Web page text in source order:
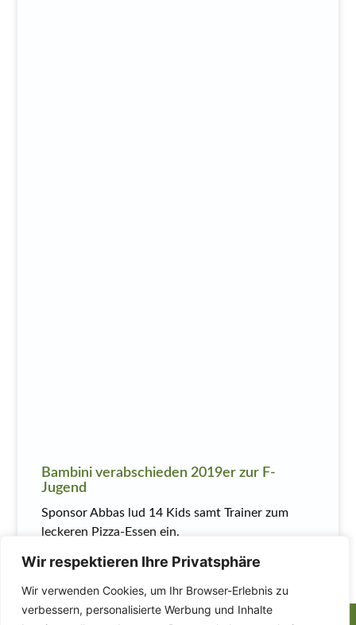
Wir respektieren Ihre Privatsphäre
Wir verwenden Cookies, um Ihr Browser-Erlebnis zu
verbessern, personalisierte Werbung und Inhalte
Bambini verabschieden 2019er zur F-
Jugend
Sponsor Abbas lud 14 Kids samt Trainer zum
leckeren Pizza-Essen ein.
MEHR LESEN
Finden Sie uns auch